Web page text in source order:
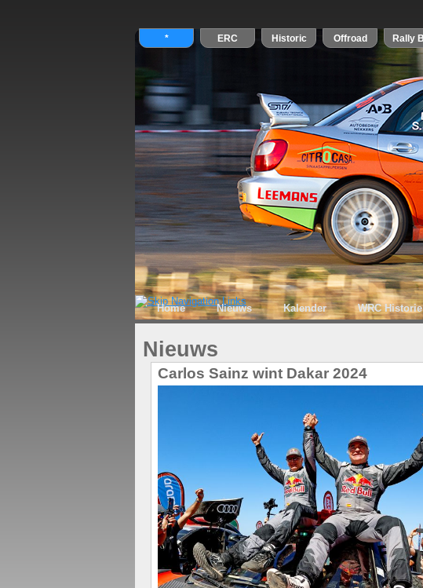
Home Nieuws Kalender WRC Historie
Nieuws
Carlos Sainz wint Dakar 2024